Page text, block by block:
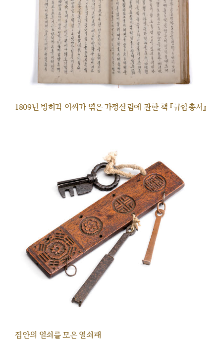
1809년 빙허각 이씨가 엮은 가정살림에 관한 책 『규합총서』
집안의 열쇠를 모은 열쇠패